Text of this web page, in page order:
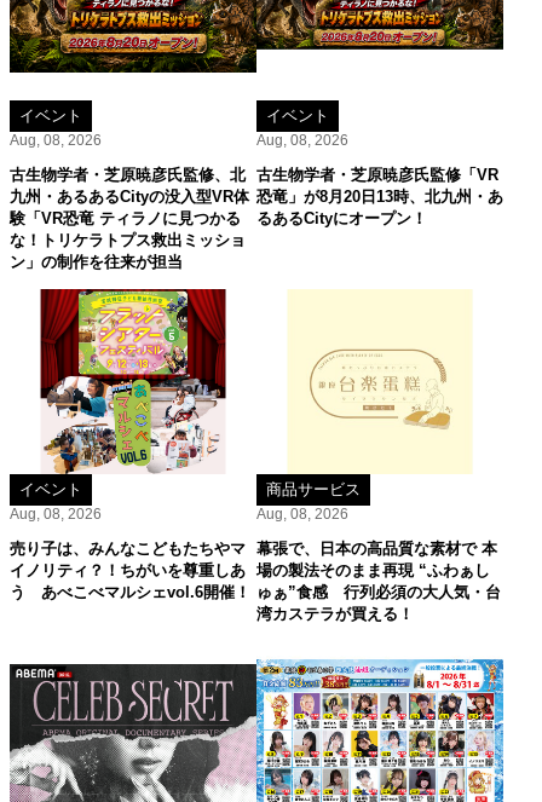
イベント
Aug, 08, 2026
古生物学者・芝原暁彦氏監修、北
九州・あるあるCityの没入型VR体
験「VR恐竜 ティラノに見つかる
な！トリケラトプス救出ミッショ
ン」の制作を往来が担当
イベント
Aug, 08, 2026
古生物学者・芝原暁彦氏監修「VR
恐竜」が8月20日13時、北九州・あ
るあるCityにオープン！
イベント
Aug, 08, 2026
売り子は、みんなこどもたちやマ
イノリティ？！ちがいを尊重しあ
う あべこべマルシェvol.6開催！
商品サービス
Aug, 08, 2026
幕張で、日本の高品質な素材で 本
場の製法そのまま再現 “ふわぁし
ゅぁ”食感 行列必須の大人気・台
湾カステラが買える！